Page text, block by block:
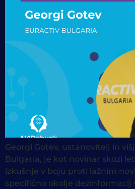
Georgi Gotev, ustanovitelj in
Bulgaria, je kot novinar skozi
izkušnje v boju proti lažnim
specifično okolje dezinformacij